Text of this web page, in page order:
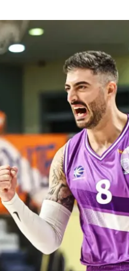
ליגה סינית
ליגה ברזילאית
ליגות נוספות